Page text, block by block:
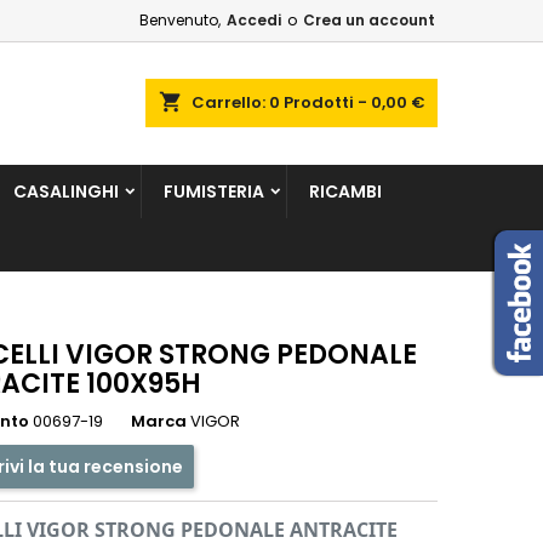
Benvenuto, Accedi o Crea un account
shopping_cart Carrello: 0 Prodotti - 0,00 €
CASALINGHI FUMISTERIA RICAMBI
VIGOR STRONG PEDONALE
100X95H
00697-19 Marca VIGOR
la tua recensione
VIGOR STRONG PEDONALE ANTRACITE